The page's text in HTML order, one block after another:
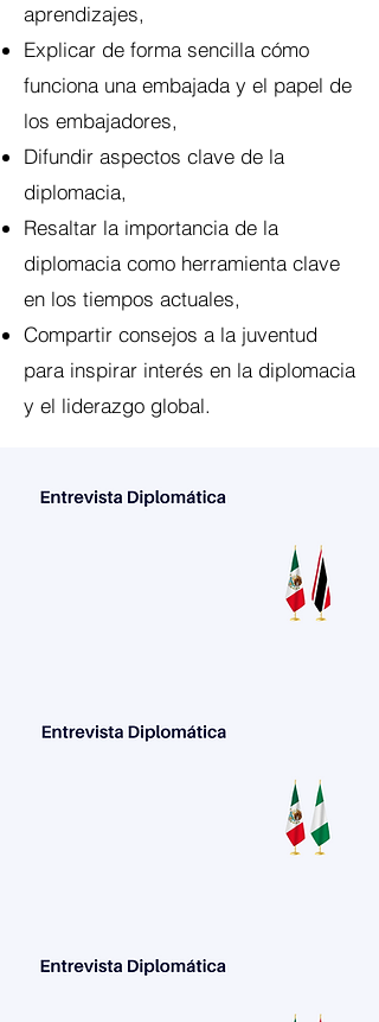
aprendizajes,
Explicar de forma sencilla cómo
funciona una embajada y el papel de
los embajadores,
Difundir aspectos clave de la
diplomacia,
Resaltar la importancia de la
diplomacia como herramienta clave
en los tiempos actuales,
Compartir consejos a la juventud
para inspirar interés en la diplomacia
y el liderazgo global.